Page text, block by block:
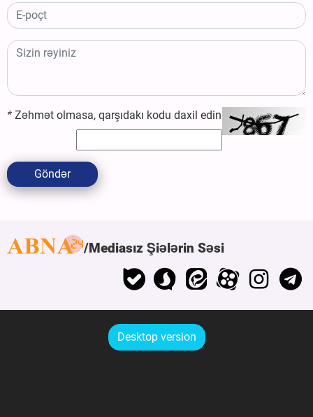
* Zəhmət olmasa, qarşıdakı kodu daxil edin
Göndər
Mediasız Şiələrin Səsi
Desktop version